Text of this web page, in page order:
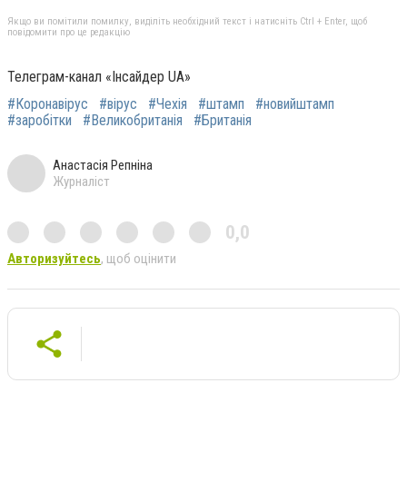
Якщо ви помітили помилку, виділіть необхідний текст і натисніть Ctrl + Enter, щоб
повідомити про це редакцію
Телеграм-канал «Інсайдер UA»
#Коронавірус
#вірус #Чехія #штамп
#новийштамп
#заробітки
#Великобританія #Британія
Анастасія Репніна
Журналіст
0,0
Авторизуйтесь, щоб оцінити